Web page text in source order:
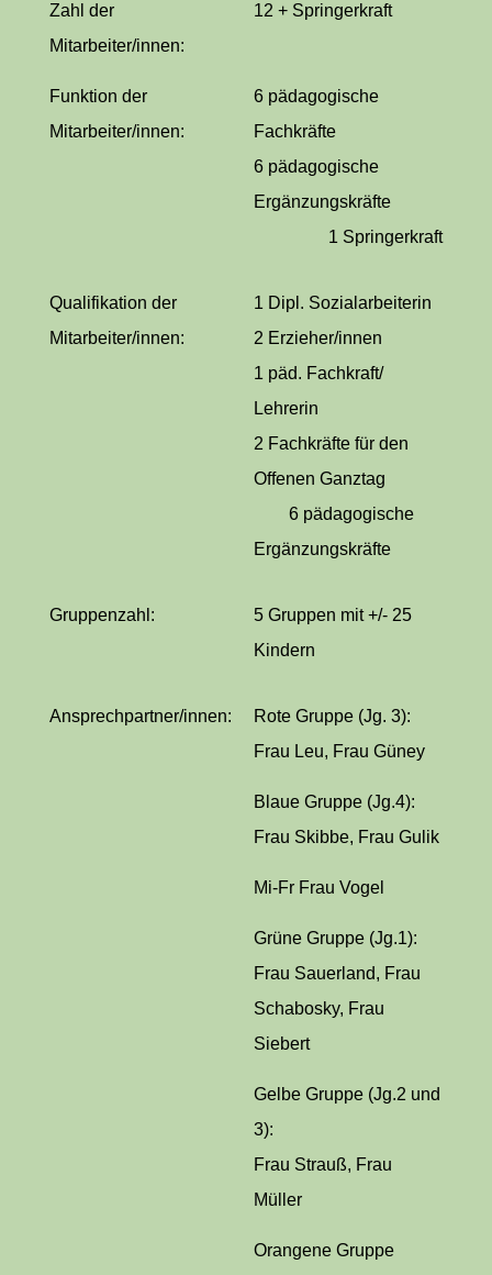
Zahl der
Mitarbeiter/innen:
12 + Springerkraft
Funktion der
Mitarbeiter/innen:
6 pädagogische
Fachkräfte
6 pädagogische
Ergänzungskräfte
1 Springerkraft
Qualifikation der
Mitarbeiter/innen:
1 Dipl. Sozialarbeiterin
2 Erzieher/innen
1 päd. Fachkraft/
Lehrerin
2 Fachkräfte für den
Offenen Ganztag
6 pädagogische
Ergänzungskräfte
Gruppenzahl:
5 Gruppen mit +/- 25
Kindern
Ansprechpartner/innen:
Rote Gruppe (Jg. 3):
Frau Leu, Frau Güney
Blaue Gruppe (Jg.4):
Frau Skibbe, Frau Gulik
Mi-Fr Frau Vogel
Grüne Gruppe (Jg.1):
Frau Sauerland, Frau
Schabosky, Frau
Siebert
Gelbe Gruppe (Jg.2 und
3):
Frau Strauß, Frau
Müller
Orangene Gruppe